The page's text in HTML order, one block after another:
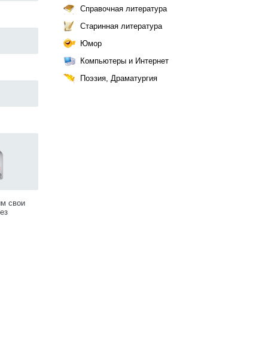
свои
Справочная литература
Старинная литература
Юмор
Компьютеры и Интернет
Поэзия, Драматургия